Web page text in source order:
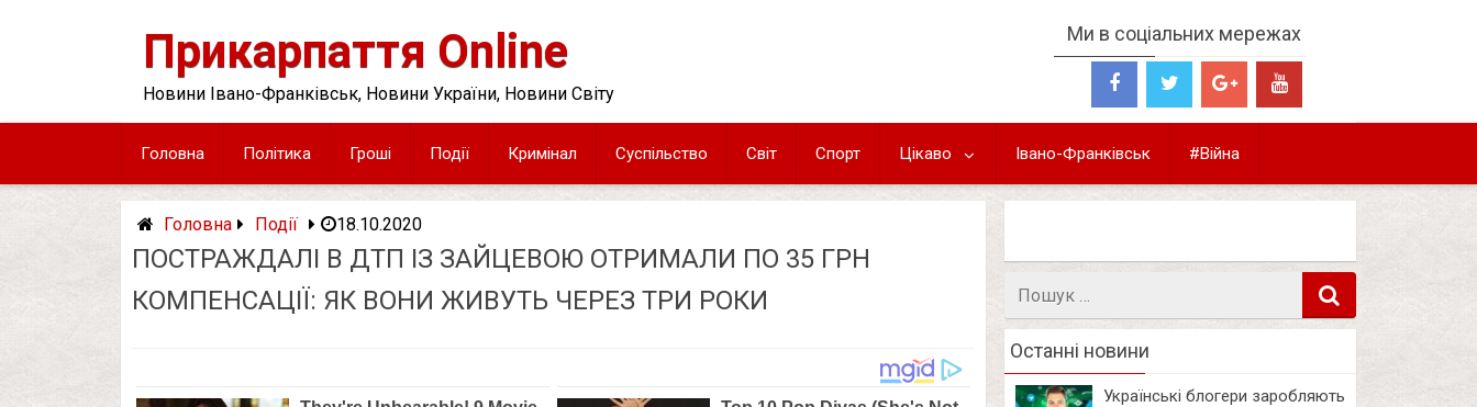
Прикарпаття Online
Новини Івано-Франківськ, Новини України, Новини Світу
Ми в соціальних мережах
Головна Політика Гроші Події Кримінал Суспільство Світ Спорт Цікаво Івано-Франківськ #Війна
Головна Події 18.10.2020
ПОСТРАЖДАЛІ В ДТП ІЗ ЗАЙЦЕВОЮ ОТРИМАЛИ ПО 35 ГРН
КОМПЕНСАЦІЇ: ЯК ВОНИ ЖИВУТЬ ЧЕРЕЗ ТРИ РОКИ
Останні новини
Українські блогери заробляють